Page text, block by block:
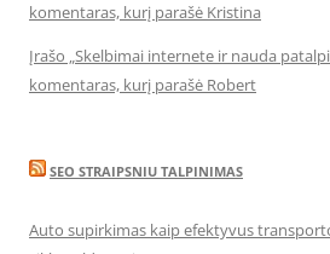
komentaras, kurį parašė Kristina
Įrašo „Skelbimai internete ir nauda
komentaras, kurį parašė Robert
SEO STRAIPSNIU TALPINIMAS
Auto supirkimas kaip efektyvus